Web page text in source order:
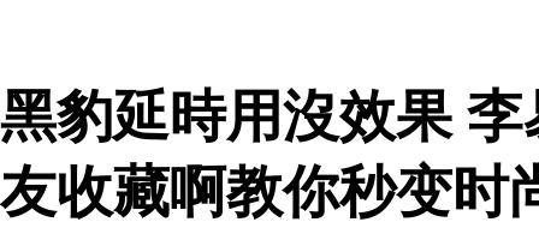
黑豹延時用沒效果
友收藏啊教你秒变时